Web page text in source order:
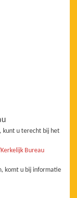
kunt u terecht bij het
Bureau
komt u bij informatie